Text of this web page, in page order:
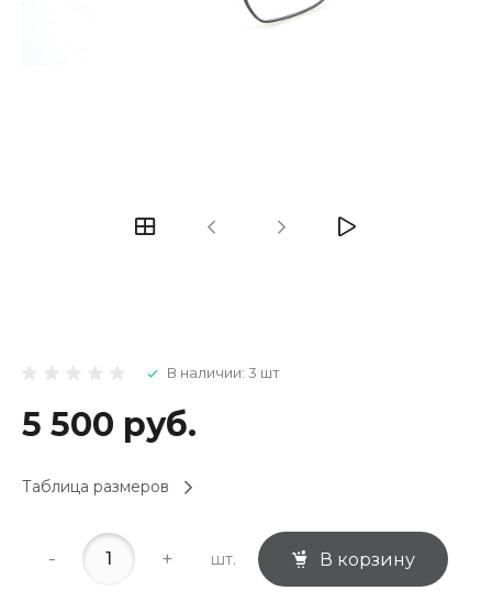
В наличии: 3 шт
5 500 руб.
Таблица размеров
- + шт. В корзину